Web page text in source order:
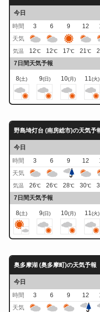
今日
時間
3 6 9 12
天気
気温 12℃ 12℃ 17℃ 21℃
7日間天気予報
8(土) 9(日) 10(月) 11(火)
野島埼灯台 (南房総市)の天気予
今日
時間
3 6 9 12
天気
気温 26℃ 26℃ 28℃ 30℃
7日間天気予報
8(土) 9(日) 10(月) 11(火)
奥多摩湖 (奥多摩町)の天気予報
今日
時間
3 6 9 12
天気